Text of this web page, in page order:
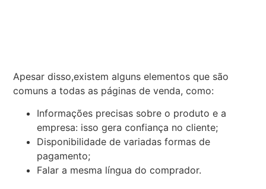
Apesar disso,existem alguns elementos que são
comuns a todas as páginas de venda, como:
Informações precisas sobre o produto e a
empresa: isso gera confiança no cliente;
Disponibilidade de variadas formas de
pagamento;
Falar a mesma língua do comprador.